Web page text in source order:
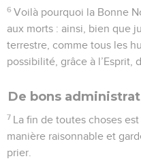
6 Voilà pourquoi la Bonne
aux morts : ainsi, bien que
terrestre, comme tous les
possibilité, grâce à l’Esprit,
De bons
7 La fin de toutes choses
manière raisonnable et
prier.